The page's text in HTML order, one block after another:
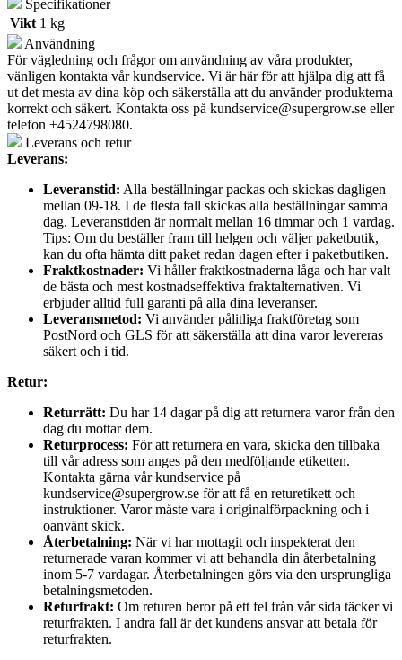
Specifikationer
Vikt 1 kg
Användning
För vägledning och frågor om användning av våra produkter,
vänligen kontakta vår kundservice. Vi är här för att hjälpa dig att få
ut det mesta av dina köp och säkerställa att du använder produkterna
korrekt och säkert. Kontakta oss på kundservice@supergrow.se eller
telefon +4524798080.
Leverans och retur
Leverans:
Leveranstid: Alla beställningar packas och skickas dagligen
mellan 09-18. I de flesta fall skickas alla beställningar samma
dag. Leveranstiden är normalt mellan 16 timmar och 1 vardag.
Tips: Om du beställer fram till helgen och väljer paketbutik,
kan du ofta hämta ditt paket redan dagen efter i paketbutiken.
Fraktkostnader: Vi håller fraktkostnaderna låga och har valt
de bästa och mest kostnadseffektiva fraktalternativen. Vi
erbjuder alltid full garanti på alla dina leveranser.
Leveransmetod: Vi använder pålitliga fraktföretag som
PostNord och GLS för att säkerställa att dina varor levereras
säkert och i tid.
Retur:
Returrätt: Du har 14 dagar på dig att returnera varor från den
dag du mottar dem.
Returprocess: För att returnera en vara, skicka den tillbaka
till vår adress som anges på den medföljande etiketten.
Kontakta gärna vår kundservice på
kundservice@supergrow.se för att få en returetikett och
instruktioner. Varor måste vara i originalförpackning och i
oanvänt skick.
Återbetalning: När vi har mottagit och inspekterat den
returnerade varan kommer vi att behandla din återbetalning
inom 5-7 vardagar. Återbetalningen görs via den ursprungliga
betalningsmetoden.
Returfrakt: Om returen beror på ett fel från vår sida täcker vi
returfrakten. I andra fall är det kundens ansvar att betala för
returfrakten.